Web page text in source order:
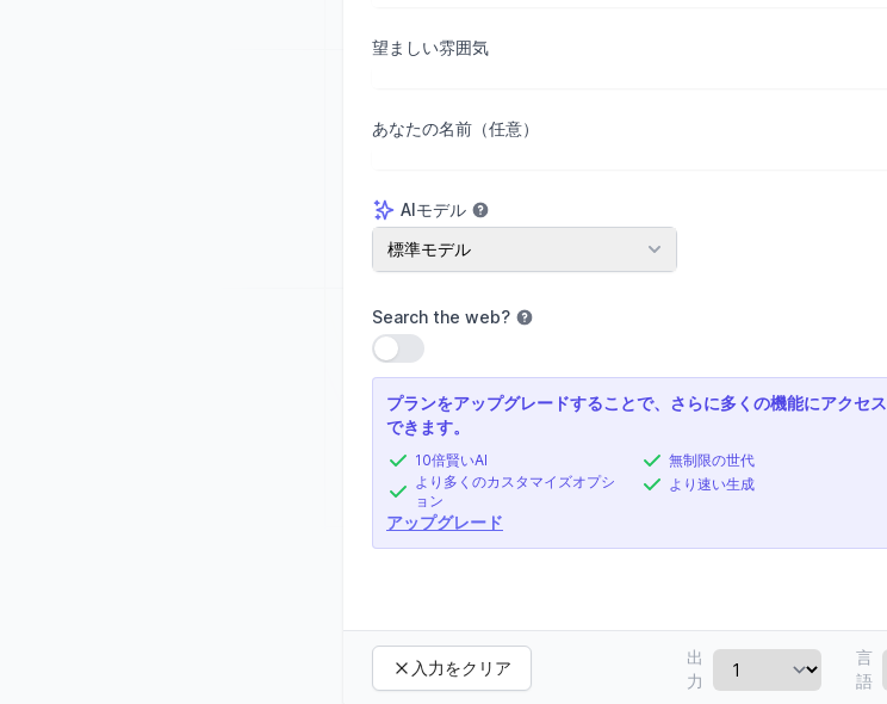
望ましい雰囲気
あなたの名前（任意）
AIモデル
AIモデル
標準モデル
Search the web?
設定を使用
プランをアップグレードすることで、さらに多くの機能にアクセス
できます。
10倍賢いAI
より多くのカスタマイズオプシ
ョン
無制限の世代
より速い生成
アップグレード
入力をクリア
出
力
言
語